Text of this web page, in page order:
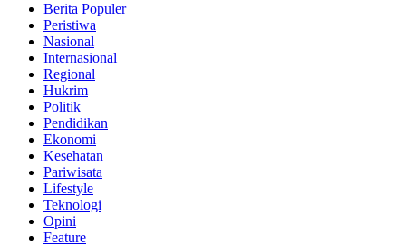
Berita Populer
Peristiwa
Nasional
Internasional
Regional
Hukrim
Politik
Pendidikan
Ekonomi
Kesehatan
Pariwisata
Lifestyle
Teknologi
Opini
Feature